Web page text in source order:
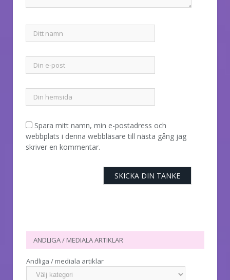
Spara mitt namn, min e-postadress och
webbplats i denna webbläsare till nästa gång jag
skriver en kommentar.
ANDLIGA / MEDIALA ARTIKLAR
Andliga / mediala artiklar